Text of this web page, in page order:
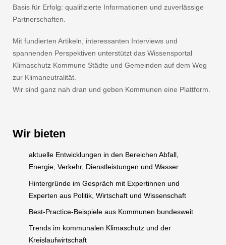
Basis für Erfolg: qualifizierte Informationen und zuverlässige
Partnerschaften.
Mit fundierten Artikeln, interessanten Interviews und
spannenden Perspektiven unterstützt das Wissensportal
Klimaschutz Kommune Städte und Gemeinden auf dem Weg
zur Klimaneutralität.
Wir sind ganz nah dran und geben Kommunen eine Plattform.
Wir bieten
aktuelle Entwicklungen in den Bereichen Abfall,
Energie, Verkehr, Dienstleistungen und Wasser
Hintergründe im Gespräch mit Expertinnen und
Experten aus Politik, Wirtschaft und Wissenschaft
Best-Practice-Beispiele aus Kommunen bundesweit
Trends im kommunalen Klimaschutz und der
Kreislaufwirtschaft